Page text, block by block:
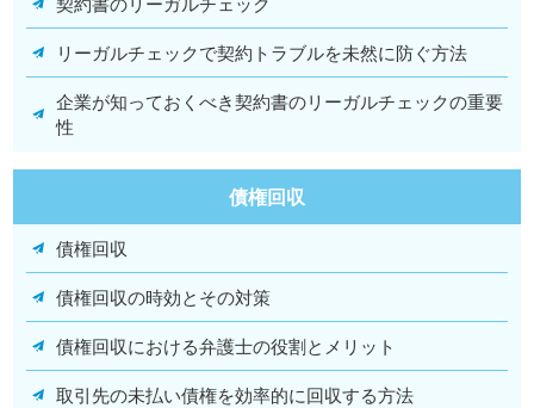
リーガルチェックで契約トラブルを未然に防ぐ方法
企業が知っておくべき契約書のリーガルチェックの重要
性
債権回収
債権回収
債権回収の時効とその対策
債権回収における弁護士の役割とメリット
取引先の未払い債権を効率的に回収する方法